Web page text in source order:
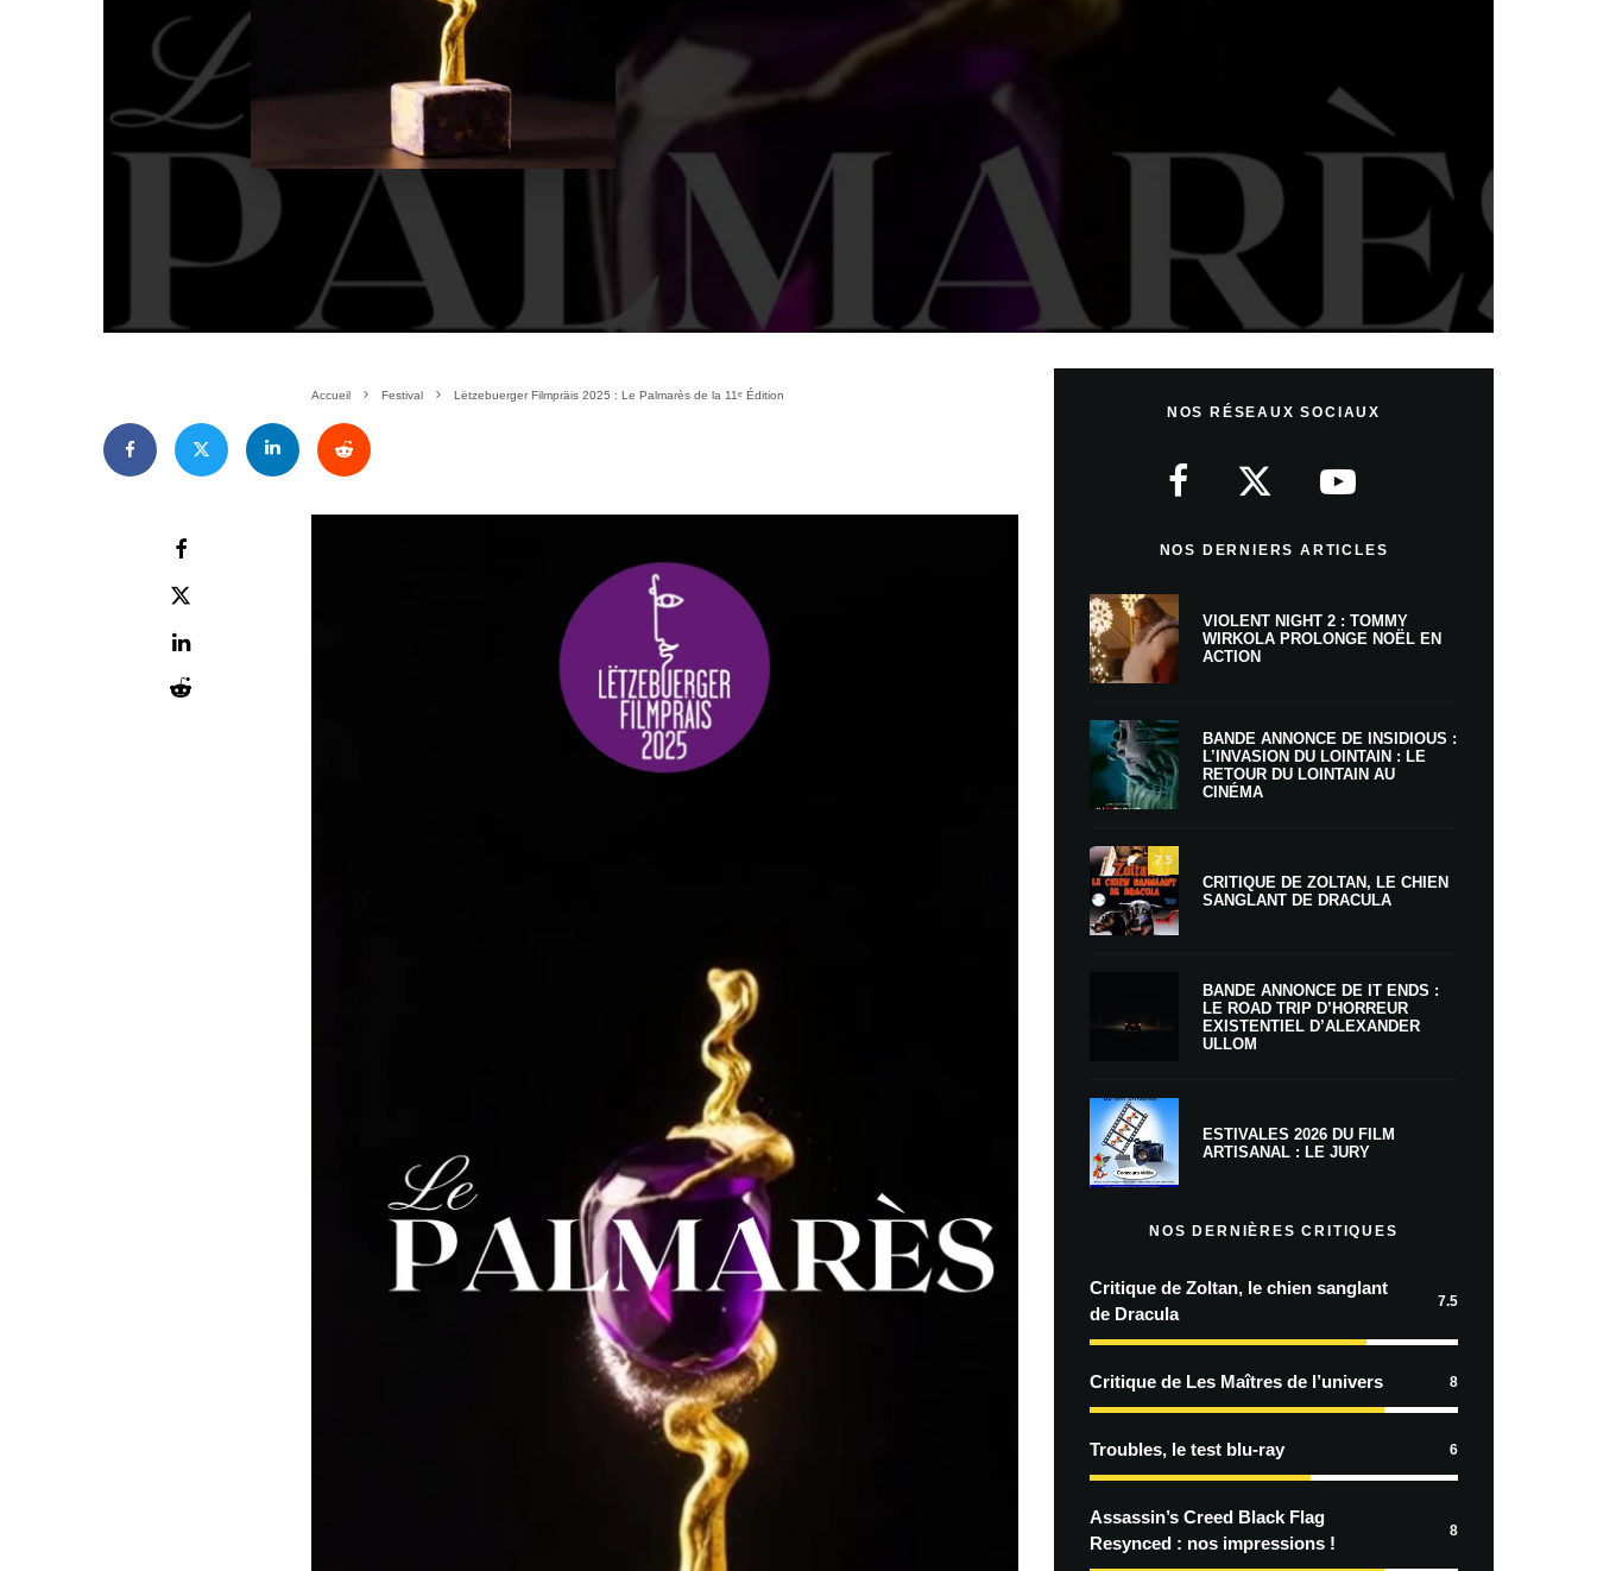
Accueil Festival Lëtzebuerger Filmpräis 2025 : Le Palmarès de la 11ᵉ Édition
NOS RÉSEAUX SOCIAUX
NOS DERNIERS ARTICLES
VIOLENT NIGHT 2 : TOMMY
WIRKOLA PROLONGE NOËL EN
ACTION
BANDE ANNONCE DE INSIDIOUS :
L’INVASION DU LOINTAIN : LE
RETOUR DU LOINTAIN AU
CINÉMA
7.5
CRITIQUE DE ZOLTAN, LE CHIEN
SANGLANT DE DRACULA
BANDE ANNONCE DE IT ENDS :
LE ROAD TRIP D’HORREUR
EXISTENTIEL D’ALEXANDER
ULLOM
ESTIVALES 2026 DU FILM
ARTISANAL : LE JURY
NOS DERNIÈRES CRITIQUES
Critique de Zoltan, le chien sanglant
de Dracula
7.5
Critique de Les Maîtres de l’univers 8
Troubles, le test blu-ray 6
Assassin’s Creed Black Flag
Resynced : nos impressions !
8